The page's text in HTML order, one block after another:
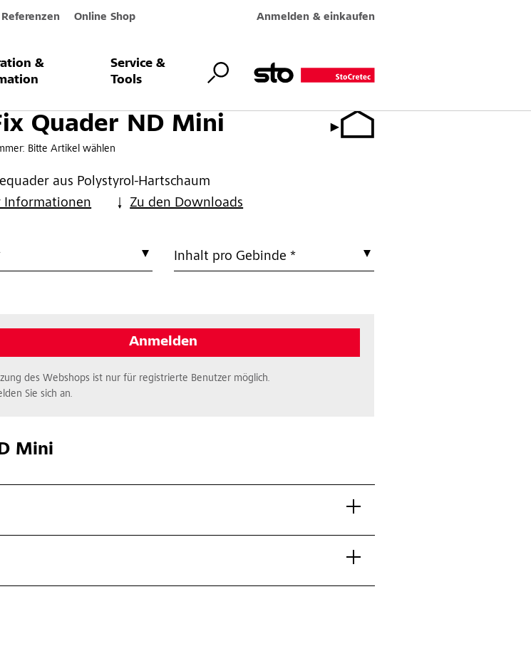
Referenzen Online Shop Anmelden & einkaufen
&
Service &
Tools
Quader ND Mini
Bitte Artikel wählen
aus Polystyrol-Hartschaum
Informationen
Zu den Downloads
Inhalt pro Gebinde *
Anmelden
des Webshops ist nur für registrierte Benutzer möglich.
Sie sich an.
Mini